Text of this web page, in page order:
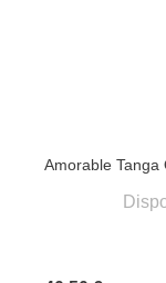
Amorable Tanga